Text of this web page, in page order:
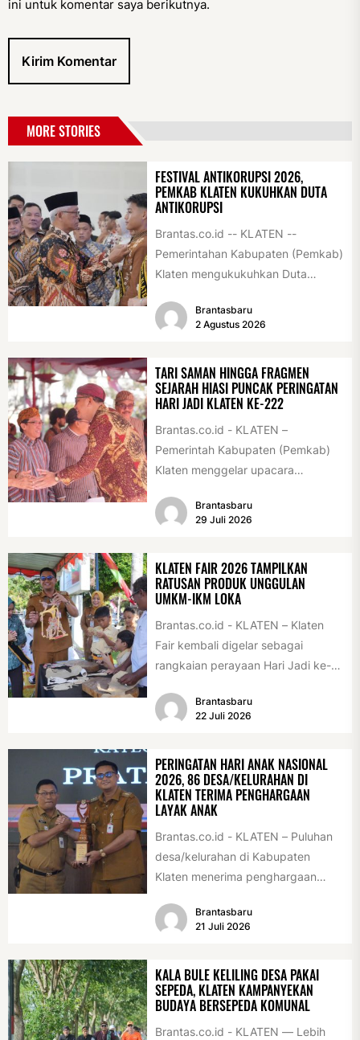
ini untuk komentar saya berikutnya.
MORE STORIES
FESTIVAL ANTIKORUPSI 2026,
PEMKAB KLATEN KUKUHKAN DUTA
ANTIKORUPSI
Brantas.co.id -- KLATEN --
Pemerintahan Kabupaten (Pemkab)
Klaten mengukukuhkan Duta
pelajar dan pemuda. Pengukuhan
tersebut digelar...
Brantasbaru
2 Agustus 2026
TARI SAMAN HINGGA FRAGMEN
SEJARAH HIASI PUNCAK PERINGATAN
HARI JADI KLATEN KE-222
Brantas.co.id - KLATEN –
Pemerintah Kabupaten (Pemkab)
Klaten menggelar upacara
di Alun-alun Klaten, Selasa
Brantasbaru
29 Juli 2026
KLATEN FAIR 2026 TAMPILKAN
RATUSAN PRODUK UNGGULAN
UMKM-IKM LOKA
Brantas.co.id - KLATEN – Klaten
Fair kembali digelar sebagai
rangkaian perayaan Hari Jadi ke-
Acara ini digelar...
Brantasbaru
22 Juli 2026
PERINGATAN HARI ANAK NASIONAL
2026, 86 DESA/KELURAHAN DI
KLATEN TERIMA PENGHARGAAN
LAYAK ANAK
Brantas.co.id - KLATEN – Puluhan
desa/kelurahan di Kabupaten
Klaten menerima penghargaan
2026. Penghargaan tersebut
Brantasbaru
21 Juli 2026
KALA BULE KELILING DESA PAKAI
SEPEDA, KLATEN KAMPANYEKAN
BUDAYA BERSEPEDA KOMUNAL
Brantas.co.id - KLATEN — Lebih